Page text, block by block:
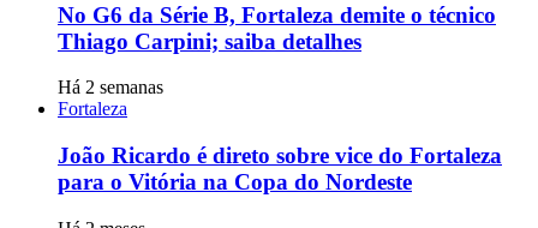
No G6 da Série B, Fortaleza demite o técnico
Thiago Carpini; saiba detalhes
Há 2 semanas
Fortaleza
João Ricardo é direto sobre vice do Fortaleza
para o Vitória na Copa do Nordeste